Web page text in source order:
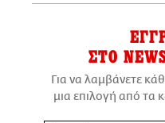
ΣΤΟ
Για να λαμβάνετε
μια επιλογή από τα